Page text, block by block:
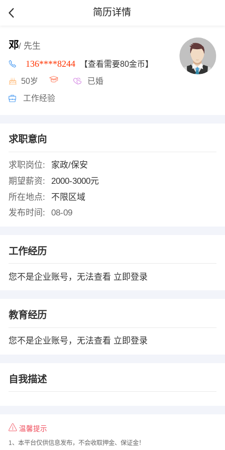
简历详情
邓/ 先生
136****8244 【查看需要80金币】
50岁 已婚
工作经验
求职意向
求职岗位:
家政/保安
期望薪资:
2000-3000元
所在地点:
不限区域
发布时间:
08-09
工作经历
您不是企业账号，无法查看 立即登录
教育经历
您不是企业账号，无法查看 立即登录
自我描述
温馨提示
1、本平台仅供信息发布，不会收取押金、保证金！